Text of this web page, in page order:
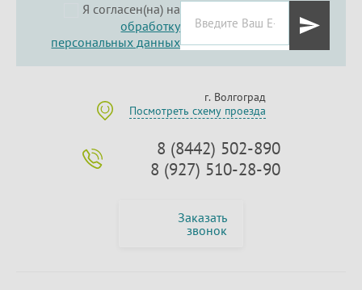
Я согласен(на) на
обработку
персональных данных
г. Волгоград
Посмотреть схему проезда
8 (8442) 502-890
8 (927) 510-28-90
Заказать
звонок